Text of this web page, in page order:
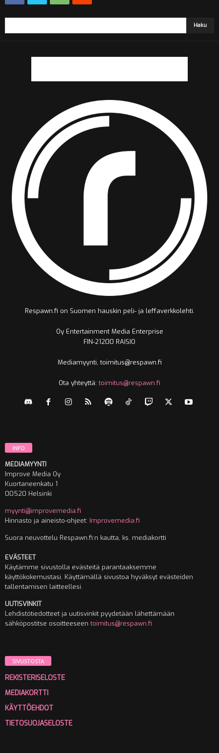
Respawn.fi on Suomen hauskin peli- ja leffaverkkolehti.
Oy Entertainment Media Enterprise
FIN-21200 RAISIO
Mediamyynti, toimitus@respawn.fi
Ota yhteyttä:toimitus@respawn.fi
INFO
MEDIAMYYNTI
Improve Media Oy
Kuortaneenkatu 1
00520 Helsinki
myynti@improvemedia.fi
Hinnasto ja aineisto-ohjeet: Improvemedia.fi
Suora neuvottelu Respawn.fi:n kautta, ks. mediakortti
EVÄSTEET
Käytämme sivustolla evästeitä parantaaksemme
käyttökokemustasi. Käyttämällä sivustoa hyväksyt evästeiden
tallentamisen laitteellesi.
UUTISVINKIT
Lehdistötiedotteet ja uutisvinkit pyydetään lähettämään
sähköpostitse osoitteeseentoimitus@respawn.fi
SIVUSTOSTA
REKISTERISELOSTE
MEDIAKORTTI
KÄYTTÖEHDOT
TIETOSUOJASELOSTE